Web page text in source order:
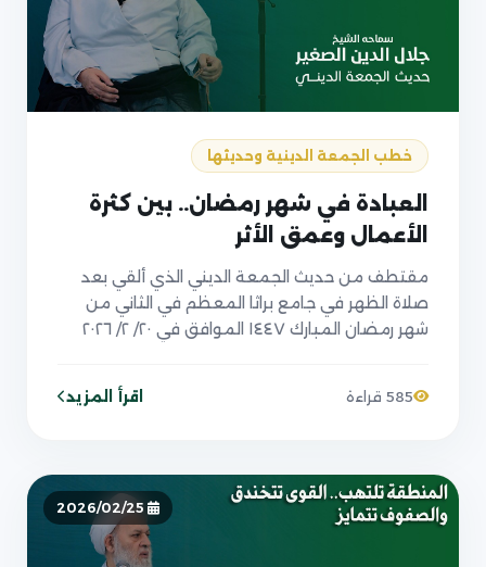
خطب الجمعة الدينية وحديثها
العبادة في شهر رمضان.. بين كثرة
الأعمال وعمق الأثر
مقتطف من حديث الجمعة الديني الذي ألقي بعد
صلاة الظهر في جامع براثا المعظم في الثاني من
شهر رمضان المبارك ١٤٤٧ الموافق في ٢٠/ ٢/ ٢٠٢٦
585 قراءة اقرأ المزيد